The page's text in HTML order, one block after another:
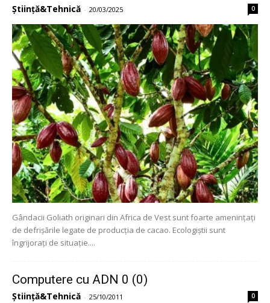
Știință&Tehnică - 20/03/2025 0
Gândacii Goliath originari din Africa de Vest sunt foarte amenințați
de defrișările legate de producția de cacao. Ecologiștii sunt
îngrijorați de situație....
Computere cu ADN 0 (0)
Știință&Tehnică - 25/10/2011 0